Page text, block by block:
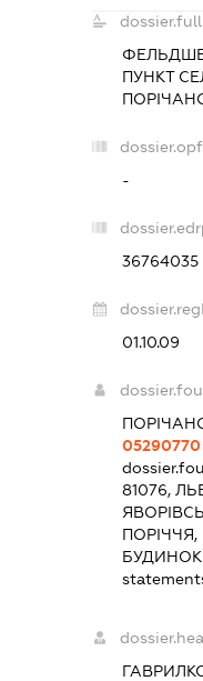
ПУНКТ
-
36764035
01.10.09
05290770
81076,
БУДИНОК